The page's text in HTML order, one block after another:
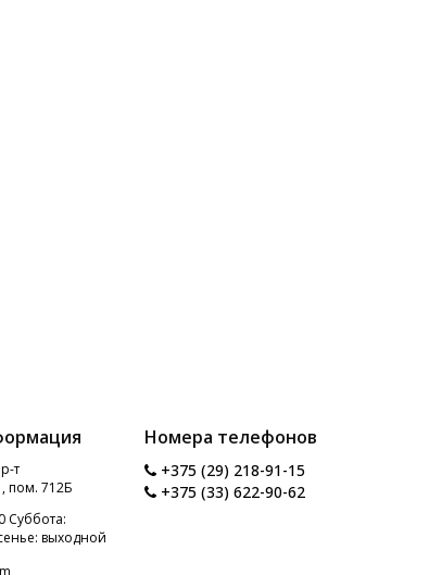
т
пом. 712Б
Суббота:
выходной
Номера телефонов
+375 (29) 218-91-15
+375 (33) 622-90-62